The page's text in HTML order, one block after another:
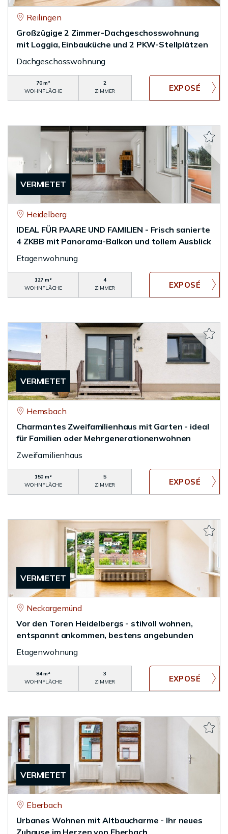
Reilingen
Großzügige 2 Zimmer-Dachgeschosswohnung
mit Loggia, Einbauküche und 2 PKW-Stellplätzen
Dachgeschosswohnung
70 m²
WOHNFLÄCHE
2
ZIMMER
VERMIETET
Heidelberg
IDEAL FÜR PAARE UND FAMILIEN - Frisch sanierte
4 ZKBB mit Panorama-Balkon und tollem Ausblick
Etagenwohnung
127 m²
WOHNFLÄCHE
4
ZIMMER
VERMIETET
Hemsbach
Charmantes Zweifamilienhaus mit Garten - ideal
für Familien oder Mehrgenerationenwohnen
Zweifamilienhaus
150 m²
WOHNFLÄCHE
5
ZIMMER
VERMIETET
Neckargemünd
Vor den Toren Heidelbergs - stilvoll wohnen,
entspannt ankommen, bestens angebunden
Etagenwohnung
84 m²
WOHNFLÄCHE
3
ZIMMER
VERMIETET
Eberbach
Urbanes Wohnen mit Altbaucharme - Ihr neues
Zuhause im Herzen von Eberbach